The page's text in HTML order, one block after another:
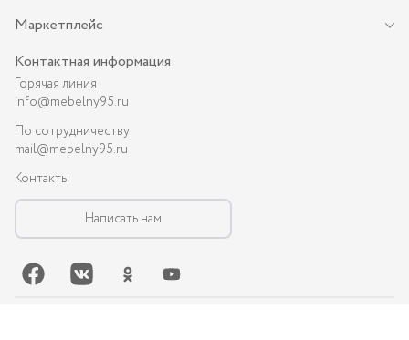
Маркетплейс
Контактная информация
Горячая линия
info@mebelny95.ru
По сотрудничеству
mail@mebelny95.ru
Контакты
Написать нам